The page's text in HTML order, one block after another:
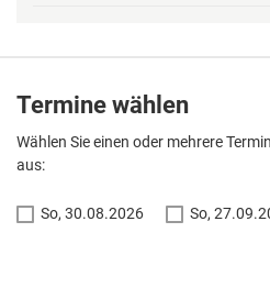
Termine wählen
Wählen Sie einen oder mehrere
aus:
So, 30.08.2026 So,